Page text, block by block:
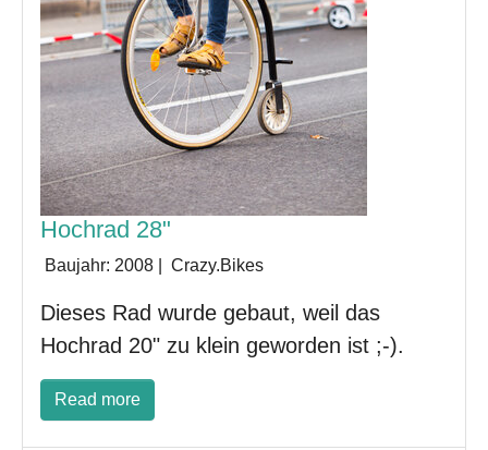
Hochrad 28"
Baujahr: 2008 Crazy.Bikes
Dieses Rad wurde gebaut, weil das
Hochrad 20" zu klein geworden ist ;-).
Read more